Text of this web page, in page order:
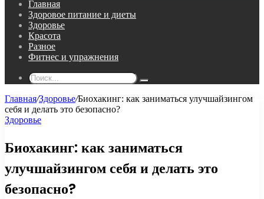
Главная
Здоровое питание и диеты
Здоровье
Красота
Разное
Фитнес и упражнения
Поиск...
Главная/Здоровье/Биохакинг: как заниматься улучшайзингом
себя и делать это безопасно?
Здоровье
Биохакинг: как заниматься
улучшайзингом себя и делать это
безопасно?